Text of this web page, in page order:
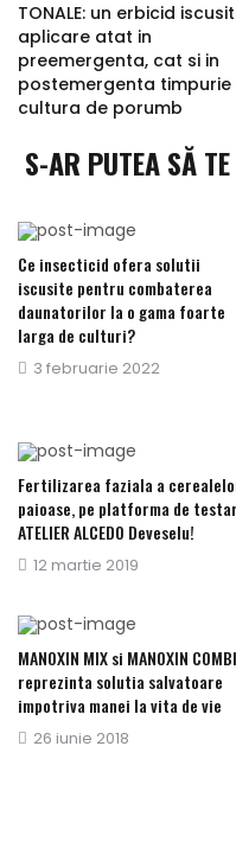
TONALE: un erbicid
aplicare atat in
preemergenta, cat si in
postemergenta timpurie
cultura de porumb
S-AR PUTEA SĂ TE
Ce insecticid ofera solutii
iscusite pentru combaterea
daunatorilor la o gama foarte
larga de culturi?
Publicat
3 februarie 2022
Fertilizarea faziala a
paioase, pe platforma de
ATELIER ALCEDO Deveselu!
Publicat
12 martie 2019
MANOXIN MIX si MANOXIN COMBI
reprezinta solutia salvatoare
impotriva manei la vita de vie
Publicat
26 iunie 2018